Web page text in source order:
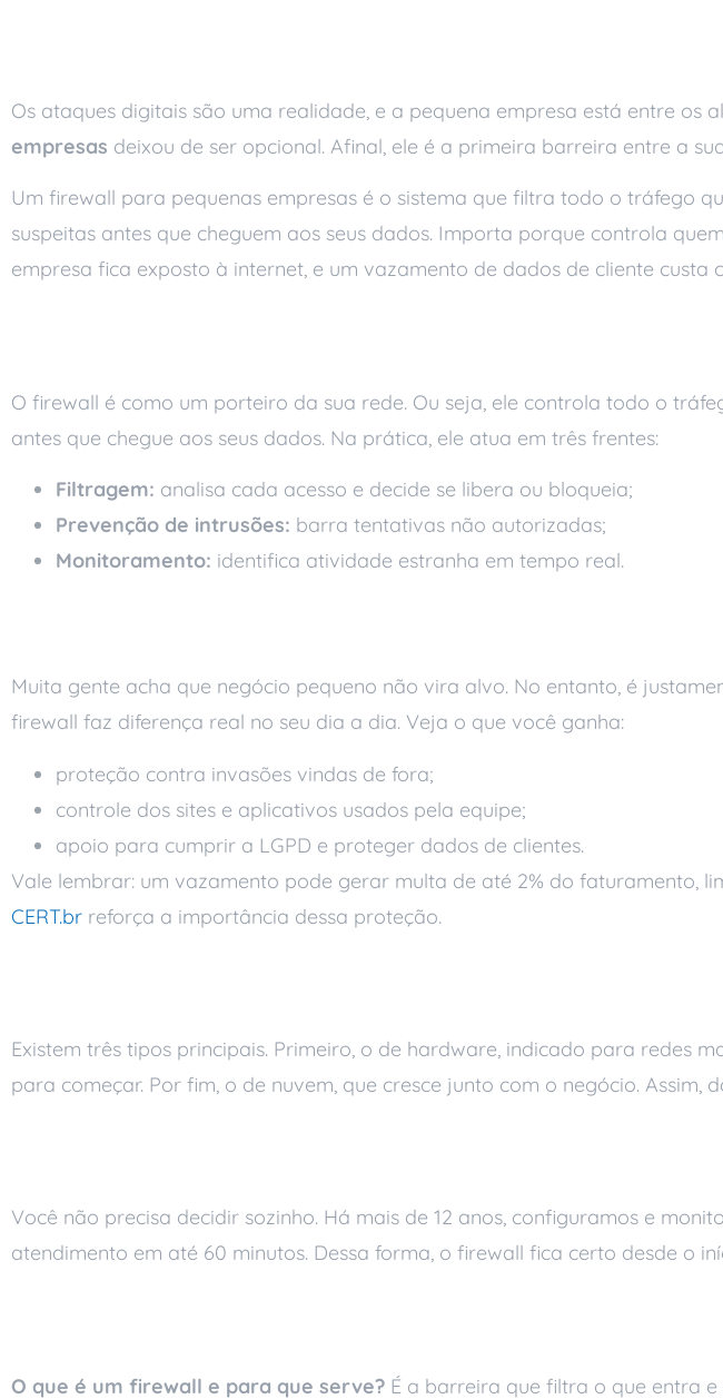
Os ataques digitais são uma realidade, e a pequena empresa está entre os
empresas deixou de ser opcional. Afinal, ele é a primeira barreira entre a
Um firewall para pequenas empresas é o sistema que filtra todo o tráfego
suspeitas antes que cheguem aos seus dados. Importa porque controla
empresa fica exposto à internet, e um vazamento de dados de cliente custa
O firewall é como um porteiro da sua rede. Ou seja, ele controla todo o
antes que chegue aos seus dados. Na prática, ele atua em três frentes:
Filtragem: analisa cada acesso e decide se libera ou bloqueia;
Prevenção de intrusões: barra tentativas não autorizadas;
Monitoramento: identifica atividade estranha em tempo real.
Muita gente acha que negócio pequeno não vira alvo. No entanto, é
firewall faz diferença real no seu dia a dia. Veja o que você ganha:
proteção contra invasões vindas de fora;
controle dos sites e aplicativos usados pela equipe;
apoio para cumprir a LGPD e proteger dados de clientes.
Vale lembrar: um vazamento pode gerar multa de até 2% do faturamento,
CERT.br reforça a importância dessa proteção.
Existem três tipos principais. Primeiro, o de hardware, indicado para redes
para começar. Por fim, o de nuvem, que cresce junto com o negócio. Assim,
Você não precisa decidir sozinho. Há mais de 12 anos, configuramos e
atendimento em até 60 minutos. Dessa forma, o firewall fica certo desde o
O que é um firewall e para que serve? É a barreira que filtra o que entra